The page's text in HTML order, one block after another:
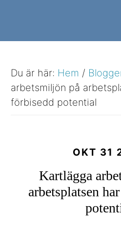
Du är här: Hem /
arbetsmiljön på
förbisedd potential
OKT 31
Kartlägga
arbetsplatsen